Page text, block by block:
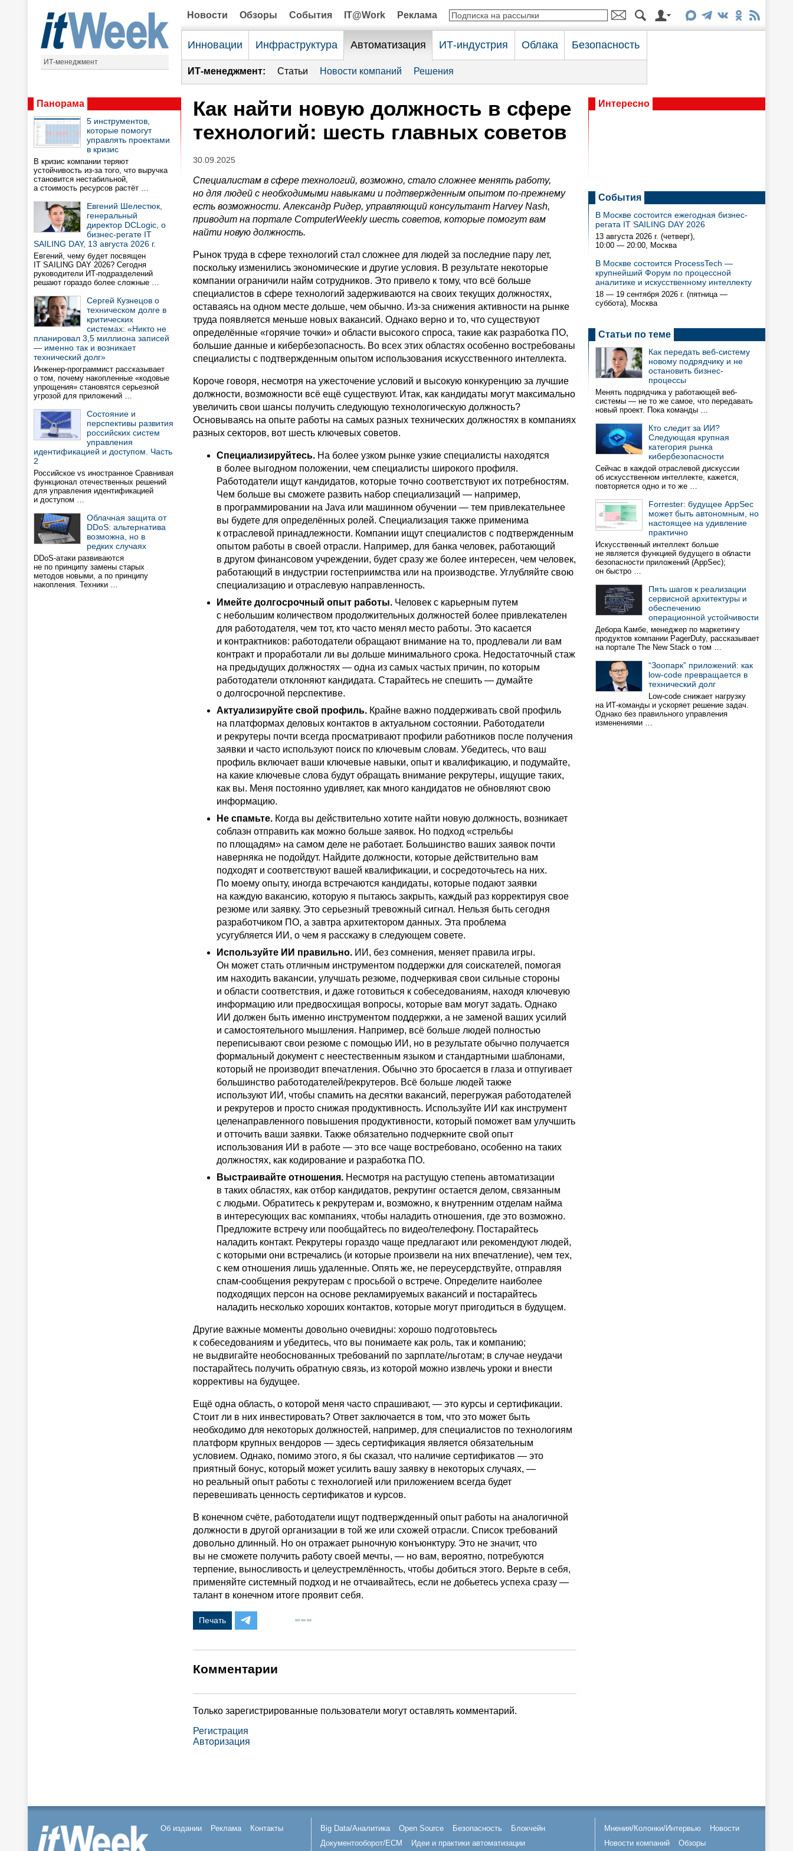
ИТ-менеджмент
Новости Обзоры События IT@Work Реклама
Инновации Инфраструктура Автоматизация ИТ-индустрия Облака Безопасность
ИТ-менеджмент: Статьи Новости компаний Решения
Панорама
5 инструментов,
которые помогут
управлять проектами
в кризис
В кризис компании теряют
устойчивость из-за того, что выручка
становится нестабильной,
а стоимость ресурсов растёт …
Евгений Шелестюк,
генеральный
директор DCLogic, о
бизнес-регате IT
SAILING DAY, 13 августа 2026 г.
Евгений, чему будет посвящен
IT SAILING DAY 2026? Сегодня
руководители ИТ-подразделений
решают гораздо более сложные …
Сергей Кузнецов о
техническом долге в
критических
системах: «Никто не
планировал 3,5 миллиона записей
— именно так и возникает
технический долг»
Инженер-программист рассказывает
о том, почему накопленные «кодовые
упрощения» становятся серьезной
угрозой для приложений …
Состояние и
перспективы развития
российских систем
управления
идентификацией и доступом. Часть
2
Российское vs иностранное Сравнивая
функционал отечественных решений
для управления идентификацией
и доступом …
Облачная защита от
DDoS: альтернатива
возможна, но в
редких случаях
DDoS-атаки развиваются
не по принципу замены старых
методов новыми, а по принципу
накопления. Техники …
Как найти новую должность в сфере
технологий: шесть главных советов
30.09.2025
Специалистам в сфере технологий, возможно, стало сложнее менять работу,
но для людей с необходимыми навыками и подтвержденным опытом по-прежнему
есть возможности. Александр Ридер, управляющий консультант Harvey Nash,
приводит на портале ComputerWeekly шесть советов, которые помогут вам
найти новую должность.
Рынок труда в сфере технологий стал сложнее для людей за последние пару лет,
поскольку изменились экономические и другие условия. В результате некоторые
компании ограничили найм сотрудников. Это привело к тому, что всё больше
специалистов в сфере технологий задерживаются на своих текущих должностях,
оставаясь на одном месте дольше, чем обычно. Из-за снижения активности на рынке
труда появляется меньше новых вакансий. Однако верно и то, что существуют
определённые «горячие точки» и области высокого спроса, такие как разработка ПО,
большие данные и кибербезопасность. Во всех этих областях особенно востребованы
специалисты с подтвержденным опытом использования искусственного интеллекта.
Короче говоря, несмотря на ужесточение условий и высокую конкуренцию за лучшие
должности, возможности всё ещё существуют. Итак, как кандидаты могут максимально
увеличить свои шансы получить следующую технологическую должность?
Основываясь на опыте работы на самых разных технических должностях в компаниях
разных секторов, вот шесть ключевых советов.
Специализируйтесь. На более узком рынке узкие специалисты находятся
в более выгодном положении, чем специалисты широкого профиля.
Работодатели ищут кандидатов, которые точно соответствуют их потребностям.
Чем больше вы сможете развить набор специализаций — например,
в программировании на Java или машинном обучении — тем привлекательнее
вы будете для определённых ролей. Специализация также применима
к отраслевой принадлежности. Компании ищут специалистов с подтвержденным
опытом работы в своей отрасли. Например, для банка человек, работающий
в другом финансовом учреждении, будет сразу же более интересен, чем человек,
работающий в индустрии гостеприимства или на производстве. Углубляйте свою
специализацию и отраслевую направленность.
Имейте долгосрочный опыт работы. Человек с карьерным путем
с небольшим количеством продолжительных должностей более привлекателен
для работодателя, чем тот, кто часто менял место работы. Это касается
и контрактников: работодатели обращают внимание на то, продлевали ли вам
контракт и проработали ли вы дольше минимального срока. Недостаточный стаж
на предыдущих должностях — одна из самых частых причин, по которым
работодатели отклоняют кандидата. Старайтесь не спешить — думайте
о долгосрочной перспективе.
Актуализируйте свой профиль. Крайне важно поддерживать свой профиль
на платформах деловых контактов в актуальном состоянии. Работодатели
и рекрутеры почти всегда просматривают профили работников после получения
заявки и часто используют поиск по ключевым словам. Убедитесь, что ваш
профиль включает ваши ключевые навыки, опыт и квалификацию, и подумайте,
на какие ключевые слова будут обращать внимание рекрутеры, ищущие таких,
как вы. Меня постоянно удивляет, как много кандидатов не обновляют свою
информацию.
Не спамьте. Когда вы действительно хотите найти новую должность, возникает
соблазн отправить как можно больше заявок. Но подход «стрельбы
по площадям» на самом деле не работает. Большинство ваших заявок почти
наверняка не подойдут. Найдите должности, которые действительно вам
подходят и соответствуют вашей квалификации, и сосредоточьтесь на них.
По моему опыту, иногда встречаются кандидаты, которые подают заявки
на каждую вакансию, которую я пытаюсь закрыть, каждый раз корректируя свое
резюме или заявку. Это серьезный тревожный сигнал. Нельзя быть сегодня
разработчиком ПО, а завтра архитектором данных. Эта проблема
усугубляется ИИ, о чем я расскажу в следующем совете.
Используйте ИИ правильно. ИИ, без сомнения, меняет правила игры.
Он может стать отличным инструментом поддержки для соискателей, помогая
им находить вакансии, улучшать резюме, подчеркивая свои сильные стороны
и области соответствия, и даже готовиться к собеседованиям, находя ключевую
информацию или предвосхищая вопросы, которые вам могут задать. Однако
ИИ должен быть именно инструментом поддержки, а не заменой ваших усилий
и самостоятельного мышления. Например, всё больше людей полностью
переписывают свои резюме с помощью ИИ, но в результате обычно получается
формальный документ с неестественным языком и стандартными шаблонами,
который не производит впечатления. Обычно это бросается в глаза и отпугивает
большинство работодателей/рекрутеров. Всё больше людей также
используют ИИ, чтобы спамить на десятки вакансий, перегружая работодателей
и рекрутеров и просто снижая продуктивность. Используйте ИИ как инструмент
целенаправленного повышения продуктивности, который поможет вам улучшить
и отточить ваши заявки. Также обязательно подчеркните свой опыт
использования ИИ в работе — это все чаще востребовано, особенно на таких
должностях, как кодирование и разработка ПО.
Выстраивайте отношения. Несмотря на растущую степень автоматизации
в таких областях, как отбор кандидатов, рекрутинг остается делом, связанным
с людьми. Обратитесь к рекрутерам и, возможно, к внутренним отделам найма
в интересующих вас компаниях, чтобы наладить отношения, где это возможно.
Предложите встречу или пообщайтесь по видео/телефону. Постарайтесь
наладить контакт. Рекрутеры гораздо чаще предлагают или рекомендуют людей,
с которыми они встречались (и которые произвели на них впечатление), чем тех,
с кем отношения лишь удаленные. Опять же, не переусердствуйте, отправляя
спам-сообщения рекрутерам с просьбой о встрече. Определите наиболее
подходящих персон на основе рекламируемых вакансий и постарайтесь
наладить несколько хороших контактов, которые могут пригодиться в будущем.
Другие важные моменты довольно очевидны: хорошо подготовьтесь
к собеседованиям и убедитесь, что вы понимаете как роль, так и компанию;
не выдвигайте необоснованных требований по зарплате/льготам; в случае неудачи
постарайтесь получить обратную связь, из которой можно извлечь уроки и внести
коррективы на будущее.
Ещё одна область, о которой меня часто спрашивают, — это курсы и сертификации.
Стоит ли в них инвестировать? Ответ заключается в том, что это может быть
необходимо для некоторых должностей, например, для специалистов по технологиям
платформ крупных вендоров — здесь сертификация является обязательным
условием. Однако, помимо этого, я бы сказал, что наличие сертификатов — это
приятный бонус, который может усилить вашу заявку в некоторых случаях, —
но реальный опыт работы с технологией или приложением всегда будет
перевешивать ценность сертификатов и курсов.
В конечном счёте, работодатели ищут подтвержденный опыт работы на аналогичной
должности в другой организации в той же или схожей отрасли. Список требований
довольно длинный. Но он отражает рыночную конъюнктуру. Это не значит, что
вы не сможете получить работу своей мечты, — но вам, вероятно, потребуются
терпение, выносливость и целеустремлённость, чтобы добиться этого. Верьте в себя,
применяйте системный подход и не отчаивайтесь, если не добьетесь успеха сразу —
талант в конечном итоге проявит себя.
Печать
Комментарии
Только зарегистрированные пользователи могут оставлять комментарий.
Регистрация
Авторизация
Интересно
События
В Москве состоится ежегодная бизнес-
регата IT SAILING DAY 2026
13 августа 2026 г. (четверг),
10:00 — 20:00, Москва
В Москве состоится ProcessTech —
крупнейший Форум по процессной
аналитике и искусственному интеллекту
18 — 19 сентября 2026 г. (пятница —
суббота), Москва
Статьи по теме
Как передать веб-систему
новому подрядчику и не
остановить бизнес-
процессы
Менять подрядчика у работающей веб-
системы — не то же самое, что передавать
новый проект. Пока команды …
Кто следит за ИИ?
Следующая крупная
категория рынка
кибербезопасности
Сейчас в каждой отраслевой дискуссии
об искусственном интеллекте, кажется,
повторяется одно и то же …
Forrester: будущее AppSec
может быть автономным, но
настоящее на удивление
практично
Искусственный интеллект больше
не является функцией будущего в области
безопасности приложений (AppSec);
он быстро …
Пять шагов к реализации
сервисной архитектуры и
обеспечению
операционной устойчивости
Дебора Камбе, менеджер по маркетингу
продуктов компании PagerDuty, рассказывает
на портале The New Stack о том …
“Зоопарк” приложений: как
low-code превращается в
технический долг
Low-code снижает нагрузку
на ИТ-команды и ускоряет решение задач.
Однако без правильного управления
изменениями …
Об издании Реклама Контакты Big Data/Аналитика Open Source Безопасность
Блокчейн
Документооборот/ECM
Идеи и практики автоматизации
Мнения/Колонки/Интервью
Новости
Новости компаний
Обзоры